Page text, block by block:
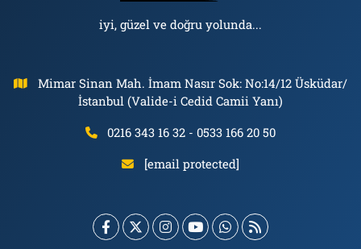
iyi, güzel ve doğru yolunda...
Mimar Sinan Mah. İmam Nasır Sok: No:14/12 Üsküdar/
İstanbul (Valide-i Cedid Camii Yanı)
0216 343 16 32 - 0533 166 20 50
[email protected]